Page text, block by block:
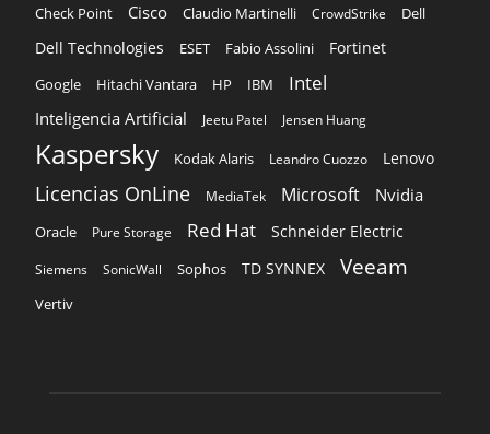
Check Point
Cisco Claudio Martinelli CrowdStrike Dell
Dell Technologies ESET Fabio Assolini Fortinet
Google Hitachi Vantara HP IBM Intel
Inteligencia Artificial Jeetu Patel Jensen Huang
Kaspersky Kodak Alaris Leandro Cuozzo Lenovo
Licencias OnLine MediaTek Microsoft Nvidia
Oracle Pure Storage Red Hat Schneider Electric
Siemens SonicWall Sophos TD SYNNEX Veeam
Vertiv